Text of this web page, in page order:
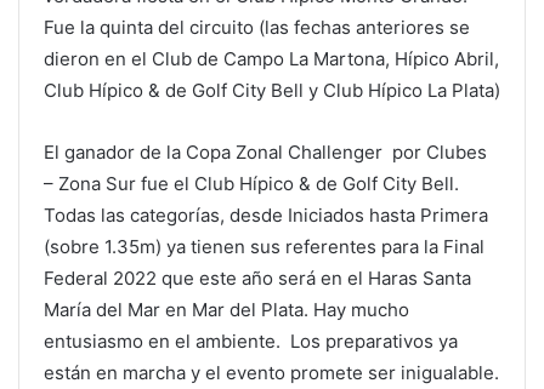
Fue la quinta del circuito (las fechas anteriores se
dieron en el Club de Campo La Martona, Hípico Abril,
Club Hípico & de Golf City Bell y Club Hípico La Plata)
El ganador de la Copa Zonal Challenger por Clubes
– Zona Sur fue el Club Hípico & de Golf City Bell.
Todas las categorías, desde Iniciados hasta Primera
(sobre 1.35m) ya tienen sus referentes para la Final
Federal 2022 que este año será en el Haras Santa
María del Mar en Mar del Plata. Hay mucho
entusiasmo en el ambiente. Los preparativos ya
están en marcha y el evento promete ser inigualable.